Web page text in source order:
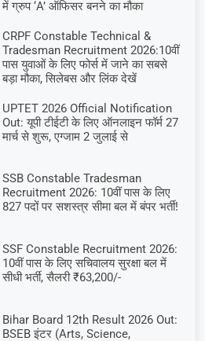
में ग्रुप ‘A’ ऑफिसर बनने का मौका
CRPF Constable Technical &
Tradesman Recruitment 2026:10वीं
पास युवाओं के लिए फोर्स में जाने का सबसे
बड़ा मौका, सिलेबस और लिंक देखें
UPTET 2026 Official Notification
Out: यूपी टीईटी के लिए ऑनलाइन फॉर्म 27
मार्च से शुरू, एग्जाम 2 जुलाई से
SSB Constable Tradesman
Recruitment 2026: 10वीं पास के लिए
827 पदों पर सशस्त्र सीमा बल में बंपर भर्ती!
SSF Constable Recruitment 2026:
10वीं पास के लिए सचिवालय सुरक्षा बल में
सीधी भर्ती, सैलरी ₹63,200/-
Bihar Board 12th Result 2026 Out:
BSEB इंटर (Arts, Science,